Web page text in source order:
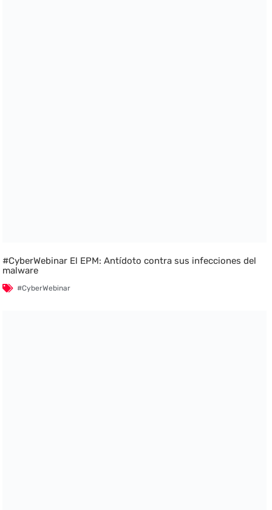
#CyberWebinar El EPM: Antídoto contra sus infecciones del
malware
#CyberWebinar